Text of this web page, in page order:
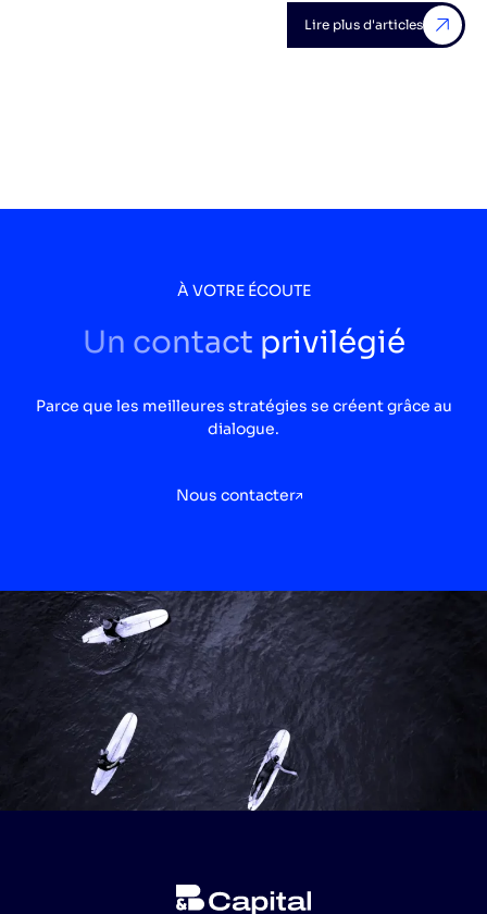
Lire plus d'articles
À VOTRE ÉCOUTE
Un contact privilégié
Parce que les meilleures stratégies se créent grâce au
dialogue.
Nous contacter